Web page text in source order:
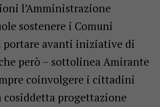
l’Amministrazione
sostenere i Comuni
portare avanti iniziative di
però – sottolinea Amirante
coinvolgere i cittadini
cosiddetta progettazione